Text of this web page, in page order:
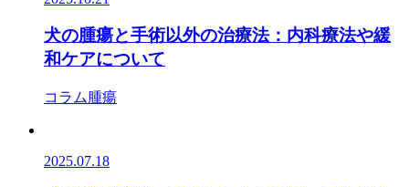
犬の腫瘍と手術以外の治療法：内科療法や緩
和ケアについて
コラム腫瘍
2025.07.18